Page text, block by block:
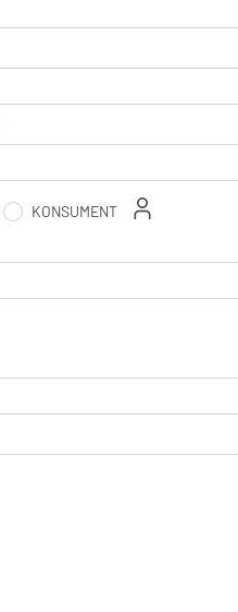
KONSUMENT